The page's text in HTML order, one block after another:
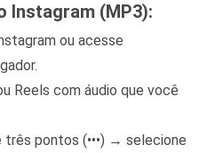
Instagram (MP3):
ou acesse
Reels com áudio que você
três pontos (•••) → selecione